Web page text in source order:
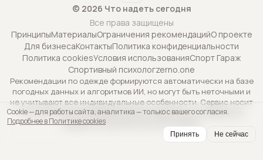
© 2026 Что надеть сегодня
Все права защищены
ПринципыМатериалыОграничения рекомендацийО проекте
Для бизнесаКонтактыПолитика конфиденциальности
Политика cookiesУсловия использованияСпорт Гараж
Спортивный психологzerno.one
Рекомендации по одежде формируются автоматически на базе
погодных данных и алгоритмов ИИ, но могут быть неточными и
не учитывают все индивидуальные особенности. Сервис носит
исключительно информационный характер и не является
профессиональной консультацией.
Cookie — для работы сайта, аналитика — только с вашего согласия.
Подробнее в Политике cookies
Принять Не сейчас